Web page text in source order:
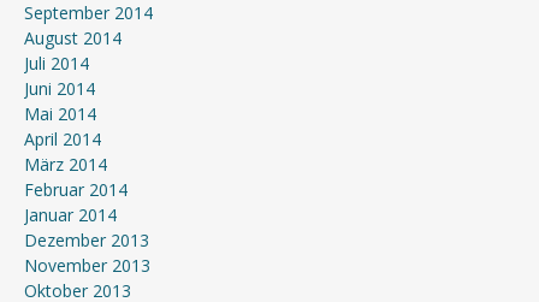
September 2014
August 2014
Juli 2014
Juni 2014
Mai 2014
April 2014
März 2014
Februar 2014
Januar 2014
Dezember 2013
November 2013
Oktober 2013